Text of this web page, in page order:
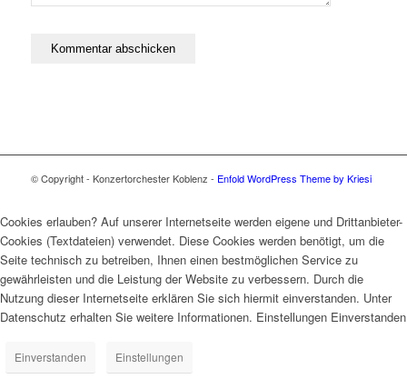
© Copyright - Konzertorchester Koblenz - Enfold WordPress Theme by Kriesi
Cookies erlauben? Auf unserer Internetseite werden eigene und Drittanbieter-
Cookies (Textdateien) verwendet. Diese Cookies werden benötigt, um die
Seite technisch zu betreiben, Ihnen einen bestmöglichen Service zu
gewährleisten und die Leistung der Website zu verbessern. Durch die
Nutzung dieser Internetseite erklären Sie sich hiermit einverstanden. Unter
Datenschutz erhalten Sie weitere Informationen. Einstellungen Einverstanden
Einverstanden Einstellungen